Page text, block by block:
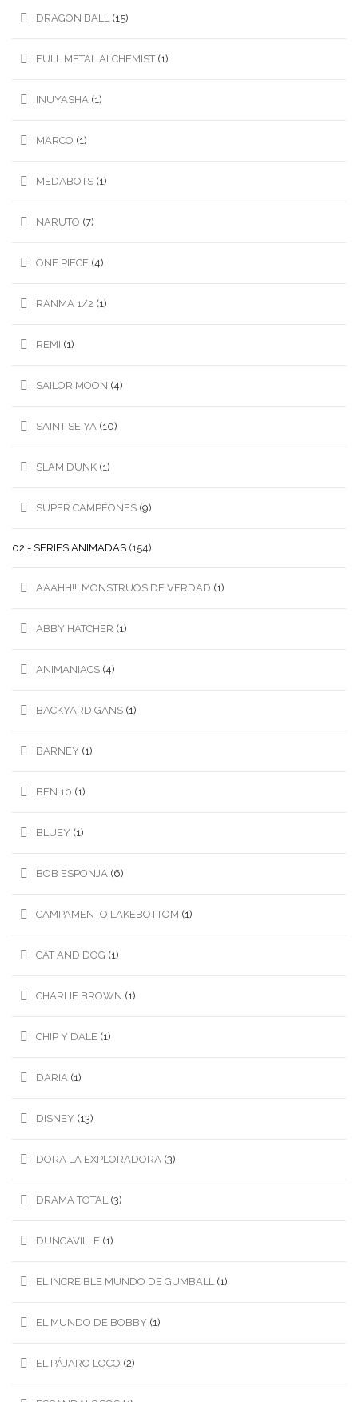
DRAGON BALL (15)
FULL METAL ALCHEMIST (1)
INUYASHA (1)
MARCO (1)
MEDABOTS (1)
NARUTO (7)
ONE PIECE (4)
RANMA 1/2 (1)
REMI (1)
SAILOR MOON (4)
SAINT SEIYA (10)
SLAM DUNK (1)
SUPER CAMPÉONES (9)
02.- SERIES ANIMADAS (154)
AAAHH!!! MONSTRUOS DE VERDAD (1)
ABBY HATCHER (1)
ANIMANIACS (4)
BACKYARDIGANS (1)
BARNEY (1)
BEN 10 (1)
BLUEY (1)
BOB ESPONJA (6)
CAMPAMENTO LAKEBOTTOM (1)
CAT AND DOG (1)
CHARLIE BROWN (1)
CHIP Y DALE (1)
DARIA (1)
DISNEY (13)
DORA LA EXPLORADORA (3)
DRAMA TOTAL (3)
DUNCAVILLE (1)
EL INCREÍBLE MUNDO DE GUMBALL (1)
EL MUNDO DE BOBBY (1)
EL PÁJARO LOCO (2)